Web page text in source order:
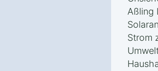
Aßling
Strom